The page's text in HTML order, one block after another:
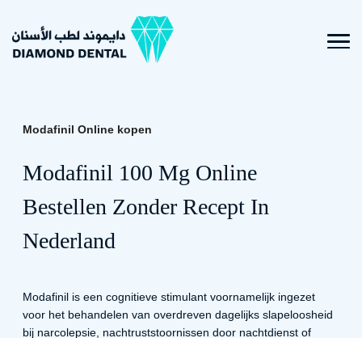
Modafinil Online Kopen Zonder
Recept In Nederland
Modafinil Online kopen
Modafinil 100 Mg Online
Bestellen Zonder Recept In
Nederland
Modafinil is een cognitieve stimulant voornamelijk ingezet
voor het behandelen van overdreven dagelijks slapeloosheid
bij narcolepsie, nachtruststoornissen door nachtdienst of